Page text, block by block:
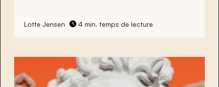
Lotte Jensen 4 min. temps de lecture